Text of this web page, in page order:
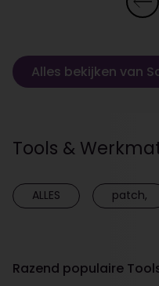
Alles bekijken van
Tools &
ALLES patch,
Razend populaire